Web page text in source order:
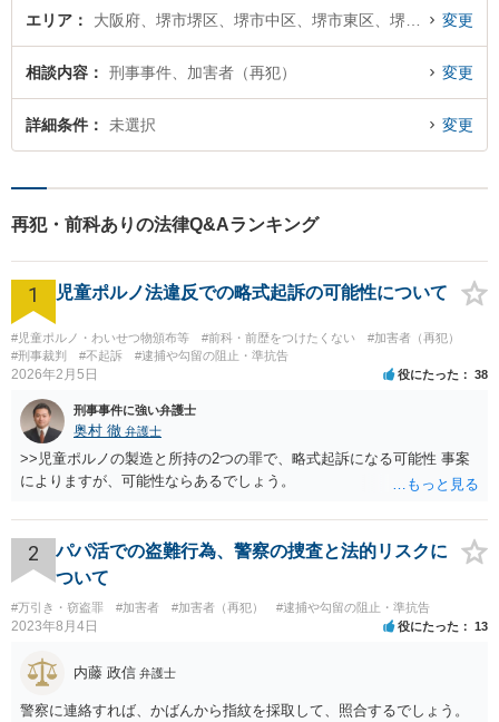
エリア 変更
相談内容 刑事事件、加害者（再犯） 変更
詳細条件 未選択 変更
再犯・前科ありの法律Q&Aランキング
1 児童ポルノ法違反での略式起訴の可能性について
#児童ポルノ・わいせつ物頒布等 #前科・前歴をつけたくない
#加害者（再犯）
#刑事裁判
#不起訴 #逮捕や勾留の阻止・準抗告
2026年2月5日 役にたった 38
刑事事件に強い弁護士
奥村 徹 弁護士
>>児童ポルノの製造と所持の2つの罪で、略式起訴になる可能性 事案
によりますが、可能性ならあるでしょう。
2
パパ活での盗難行為、警察の捜査と法的リスクに
ついて
#万引き・窃盗罪 #加害者 #加害者（再犯） #逮捕や勾留の阻止・準抗告
2023年8月4日 役にたった 13
内藤 政信 弁護士
警察に連絡すれば、かばんから指紋を採取して、照合するでしょう。